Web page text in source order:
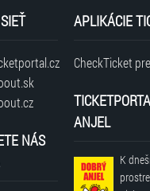
NÁS
APLIKÁCIE
CheckTicket
ANJEL
K